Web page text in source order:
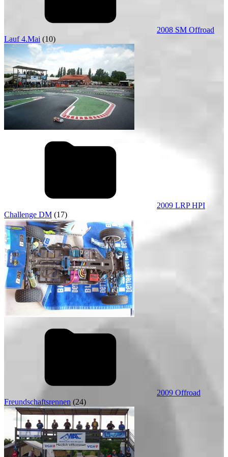
2008 SM Offroad
Lauf 4.Mai (10)
2009 LRP HPI
Challenge DM (17)
2009 Offroad
Freundschaftsrennen (24)